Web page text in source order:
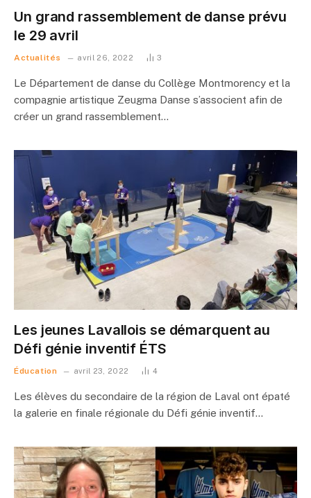
Un grand rassemblement de danse prévu
le 29 avril
Actualités avril 26, 2022 3
Le Département de danse du Collège Montmorency et la
compagnie artistique Zeugma Danse s’associent afin de
créer un grand rassemblement…
Les jeunes Lavallois se démarquent au
Défi génie inventif ÉTS
Éducation avril 23, 2022 4
Les élèves du secondaire de la région de Laval ont épaté
la galerie en finale régionale du Défi génie inventif…